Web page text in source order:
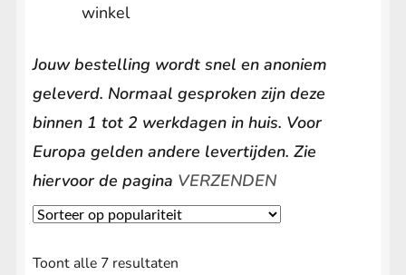
winkel
Jouw bestelling wordt snel en anoniem
geleverd. Normaal gesproken zijn deze
binnen 1 tot 2 werkdagen in huis. Voor
Europa gelden andere levertijden. Zie
hiervoor de pagina VERZENDEN
Toont alle 7 resultaten